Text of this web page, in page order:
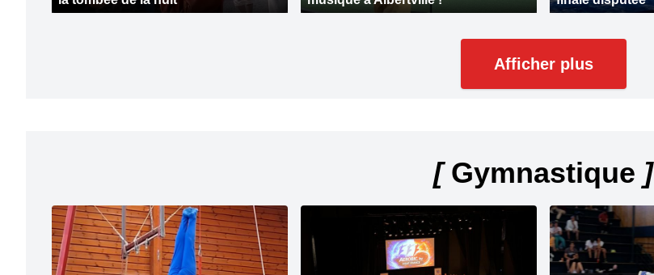
Afficher plus
[Gymnastique ]